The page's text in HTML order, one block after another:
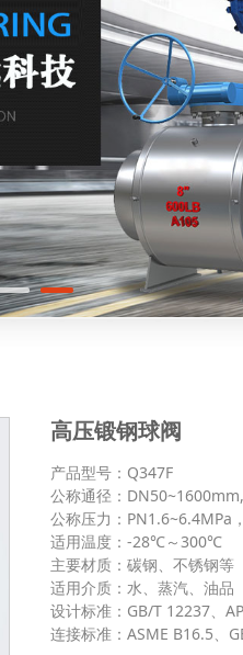
高压锻钢球阀
产品型号：Q347F
公称通径：
公称压力：PN1.6~6.4MPa
适用温度：-28℃～300℃
主要材质：碳钢、不锈钢等
适用介质：水、蒸汽、油品
设计标准：GB/T 12237、
连接标准：ASME B16.5、